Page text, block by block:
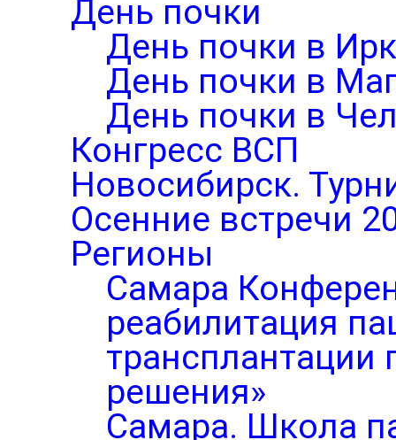
День почки
День почки в
День почки в
День почки в
Конгресс ВСП
Новосибирск.
Осенние встречи
Регионы
Самара
реабилитация
трансплантации
решения»
Самара. Школа